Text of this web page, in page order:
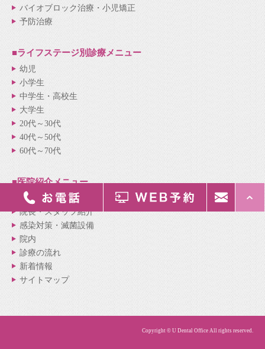
バイオブロック治療・小児矯正
予防治療
■ライフステージ別診療メニュー
幼児
小学生
中学生・高校生
大学生
20代～30代
40代～50代
60代～70代
■医院紹介メニュー
医院紹介
院長・スタッフ紹介
感染対策・滅菌設備
院内
診療の流れ
新着情報
サイトマップ
Copyright © U Dental Office All rights reserved.